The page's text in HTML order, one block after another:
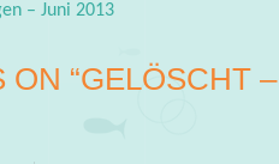
– Juni 2013
ON “GELÖSCHT